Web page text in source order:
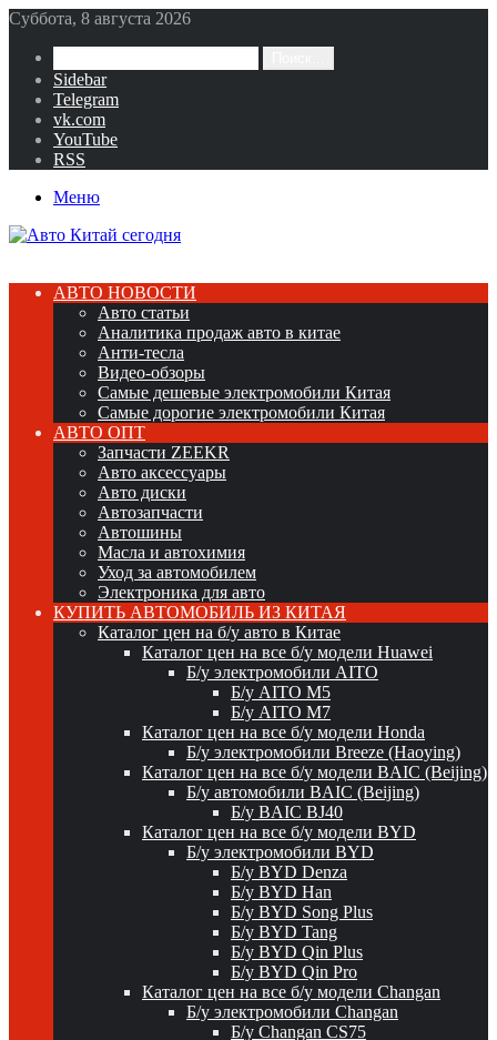
Суббота, 8 августа 2026
Sidebar
Telegram
vk.com
YouTube
RSS
Меню
АВТО НОВОСТИ
Авто статьи
Аналитика продаж авто в китае
Анти-тесла
Видео-обзоры
Самые дешевые электромобили Китая
Самые дорогие электромобили Китая
АВТО ОПТ
Запчасти ZEEKR
Авто аксессуары
Авто диски
Автозапчасти
Автошины
Масла и автохимия
Уход за автомобилем
Электроника для авто
КУПИТЬ АВТОМОБИЛЬ ИЗ КИТАЯ
Каталог цен на б/у авто в Китае
Каталог цен на все б/у модели Huawei
Б/у электромобили AITO
Б/у AITO M5
Б/у AITO M7
Каталог цен на все б/у модели Honda
Б/у электромобили Breeze (Haoying)
Каталог цен на все б/у модели BAIC (Beijing)
Б/у автомобили BAIC (Beijing)
Б/у BAIC BJ40
Каталог цен на все б/у модели BYD
Б/у электромобили BYD
Б/у BYD Denza
Б/у BYD Han
Б/у BYD Song Plus
Б/у BYD Tang
Б/у BYD Qin Plus
Б/у BYD Qin Pro
Каталог цен на все б/у модели Changan
Б/у электромобили Changan
Б/у Changan CS75